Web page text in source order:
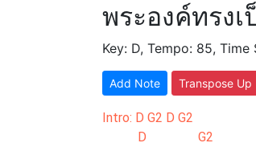
พระองค์ทรงเ
Key: D, Tempo: 85,
Add Note Transpose Up
Intro: D G2 D G2
D G2